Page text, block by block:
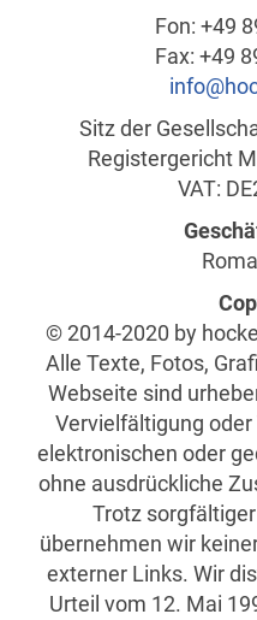
Fon: +49
Fax: +49
Sitz der
Registergericht
VAT:
© 2014-2020 by
Alle Texte, Fotos,
Webseite sind
Vervielfältigung
elektronischen oder
ohne ausdrückliche
Trotz
übernehmen wir
externer Links. Wir
Urteil vom 12. Mai